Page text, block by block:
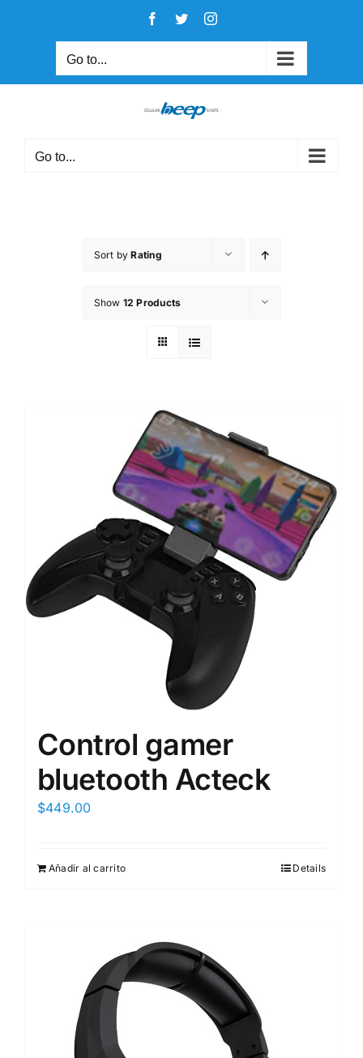
Facebook
TwitterInstagram
Go to...
Go to...
Sort byRating
Show 12 Products
Control gamer
bluetooth Acteck
$449.00
Añadir al carrito Details